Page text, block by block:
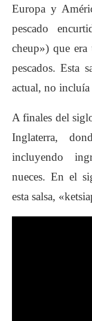
Europa y
pescado
cheup») que era
pescados. Esta
actual, no incluía
A finales del
Inglaterra,
incluyendo
nueces. En el
esta salsa,